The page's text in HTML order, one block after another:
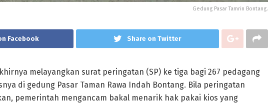
Gedung Pasar Tamrin Bontang.
Facebook Share on Twitter
melayangkan surat peringatan (SP) ke tiga bagi 267 pedagang
di gedung Pasar Taman Rawa Indah Bontang. Bila peringatan
pemerintah mengancam bakal menarik hak pakai kios yang